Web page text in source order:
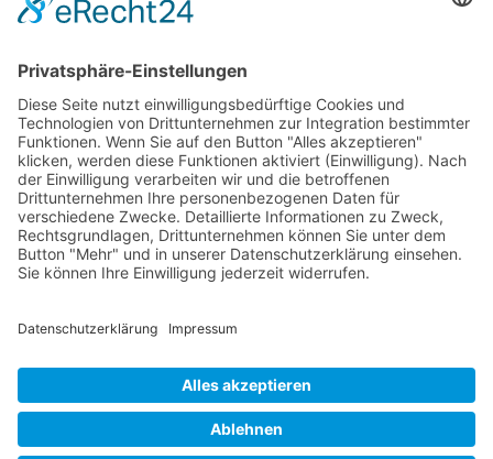
Kontakte schlagen Reichweite
Impressum
Datenschutz
Kooperation
Werbung
Presse- und Öffentlichkeitsarbeit
Aktuelles
Themenwelt
Geprüfter Franchisegeber